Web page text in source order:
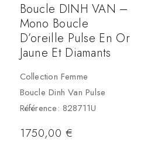
Boucle DINH VAN –
Mono Boucle
D’oreille Pulse En Or
Jaune Et Diamants
Collection Femme
Boucle Dinh Van Pulse
Référence: 828711U
1750,00 €